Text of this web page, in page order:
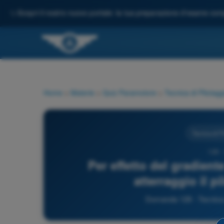
Scopri il nostro nuovo portale: la tua preparazione d'esame
Home Materie Quiz Paramotore Tecnica di
Per effetto del
atterraggio il
Domanda 128 -